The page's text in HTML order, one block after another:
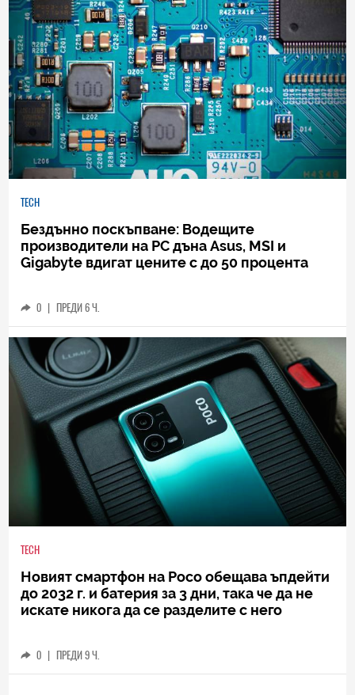
TECH
Бездънно поскъпване: Водещите
производители на РС дъна Asus, MSI и
Gigabyte вдигат цените с до 50 процента
0 | ПРЕДИ 6 Ч.
TECH
Новият смартфон на Poco обещава ъпдейти
до 2032 г. и батерия за 3 дни, така че да не
искате никога да се разделите с него
0 | ПРЕДИ 9 Ч.